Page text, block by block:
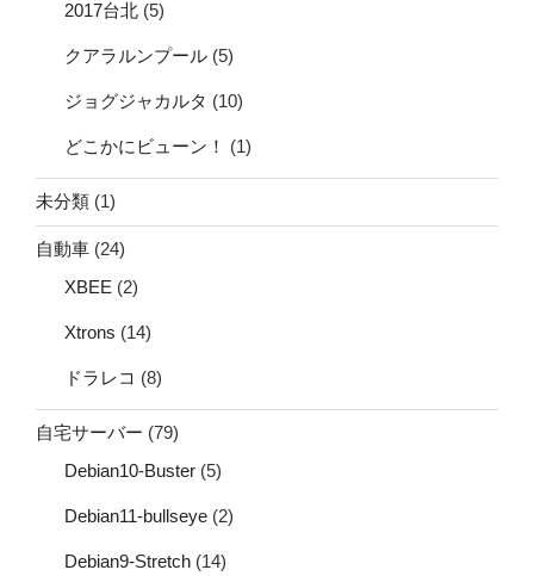
2017台北 (5)
クアラルンプール (5)
ジョグジャカルタ (10)
どこかにビューン！ (1)
未分類 (1)
自動車 (24)
XBEE (2)
Xtrons (14)
ドラレコ (8)
自宅サーバー (79)
Debian10-Buster (5)
Debian11-bullseye (2)
Debian9-Stretch (14)